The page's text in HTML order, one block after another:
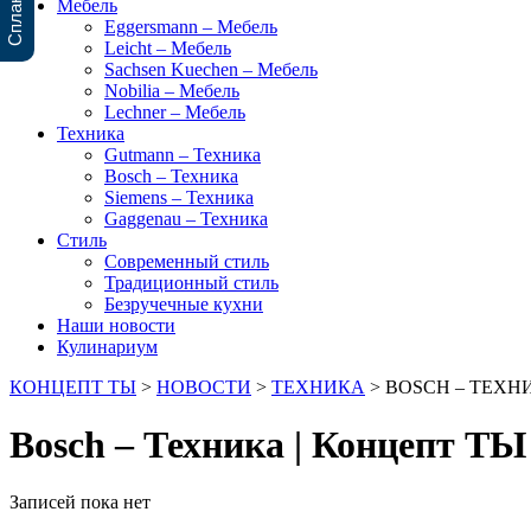
Мебель
Eggersmann – Мебель
Leicht – Мебель
Sachsen Kuechen – Мебель
Nobilia – Мебель
Lechner – Мебель
Техника
Gutmann – Техника
Bosch – Техника
Siemens – Техника
Gaggenau – Техника
Стиль
Современный стиль
Традиционный стиль
Безручечные кухни
Наши новости
Кулинариум
КОНЦЕПТ ТЫ > НОВОСТИ > ТЕХНИКА > BOSCH –
Bosch – Техника | Концепт ТЫ
Записей пока нет